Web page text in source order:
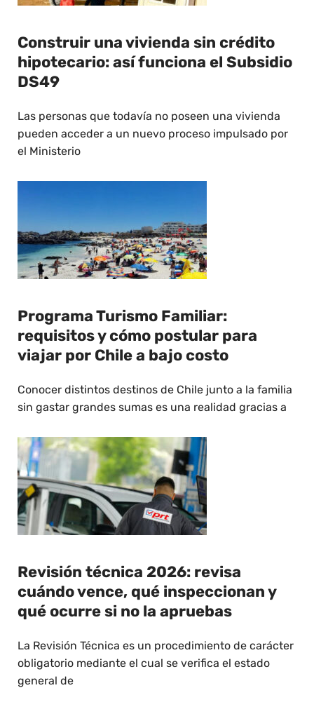
Construir una vivienda sin crédito
hipotecario: así funciona el Subsidio
DS49
Las personas que todavía no poseen una vivienda
pueden acceder a un nuevo proceso impulsado por
el Ministerio
Programa Turismo Familiar:
requisitos y cómo postular para
viajar por Chile a bajo costo
Conocer distintos destinos de Chile junto a la familia
sin gastar grandes sumas es una realidad gracias a
Revisión técnica 2026: revisa
cuándo vence, qué inspeccionan y
qué ocurre si no la apruebas
La Revisión Técnica es un procedimiento de carácter
obligatorio mediante el cual se verifica el estado
general de